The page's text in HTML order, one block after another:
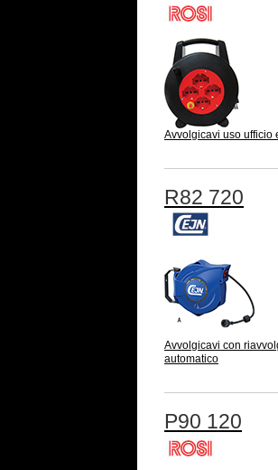
Avvolgicavi uso ufficio
R82 720
Avvolgicavi con
automatico
P90 120